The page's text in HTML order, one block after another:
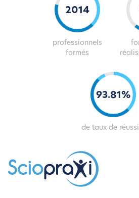
2041
professionnels
formés
94.82%
de taux de